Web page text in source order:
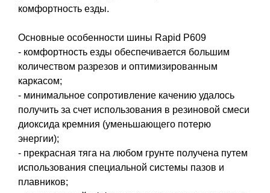
комфортность езды.
Основные особенности шины Rapid P609
- комфортность езды обеспечивается большим
количеством разрезов и оптимизированным
каркасом;
- минимальное сопротивление качению удалось
получить за счет использования в резиновой смеси
диоксида кремния (уменьшающего потерю
энергии);
- прекрасная тяга на любом грунте получена путем
использования специальной системы пазов и
плавников;